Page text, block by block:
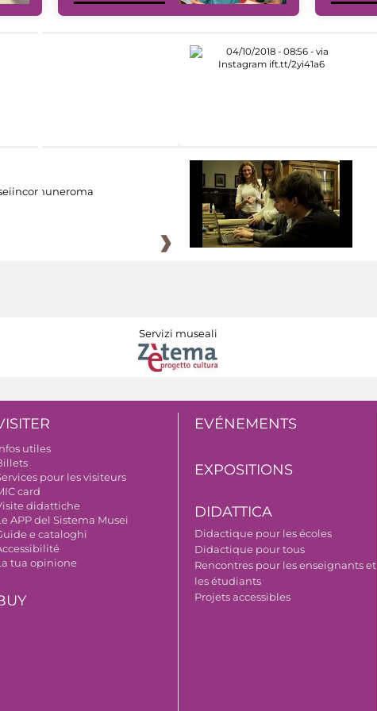
Servizi museali
utiles
pour les visiteurs
card
didattiche
APP del Sistema Musei
e cataloghi
tua opinione
EVÉNEMENTS
EXPOSITIONS
DIDATTICA
Didactique pour les écoles
Didactique pour tous
Rencontres pour les enseignants et
les étudiants
Projets accessibles